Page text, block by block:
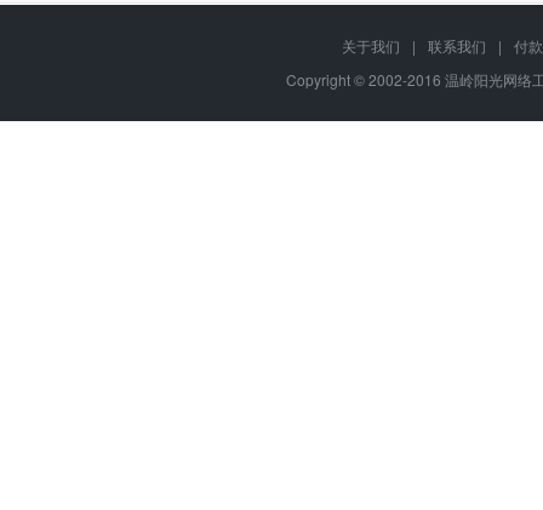
关于我们 | 联系我们 |
付
Copyright © 2002-2016 温岭阳光网络